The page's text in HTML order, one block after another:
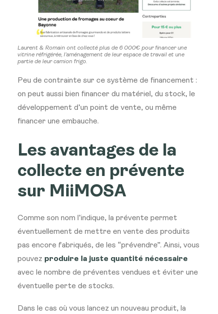
Laurent & Romain ont collecté plus de 6 000€ pour financer une
vitrine réfrigérée, l’aménagement de leur espace de travail et une
partie de leur camion frigo.
Peu de contrainte sur ce système de financement :
on peut aussi bien financer du matériel, du stock, le
développement d’un point de vente, ou même
financer une embauche.
Les avantages de la
collecte en prévente
sur MiiMOSA
Comme son nom l’indique, la prévente permet
éventuellement de mettre en vente des produits
pas encore fabriqués, de les “prévendre”. Ainsi, vous
pouvez produire la juste quantité nécessaire
avec le nombre de préventes vendues et éviter une
éventuelle perte de stocks.
Dans le cas où vous lancez un nouveau produit, la